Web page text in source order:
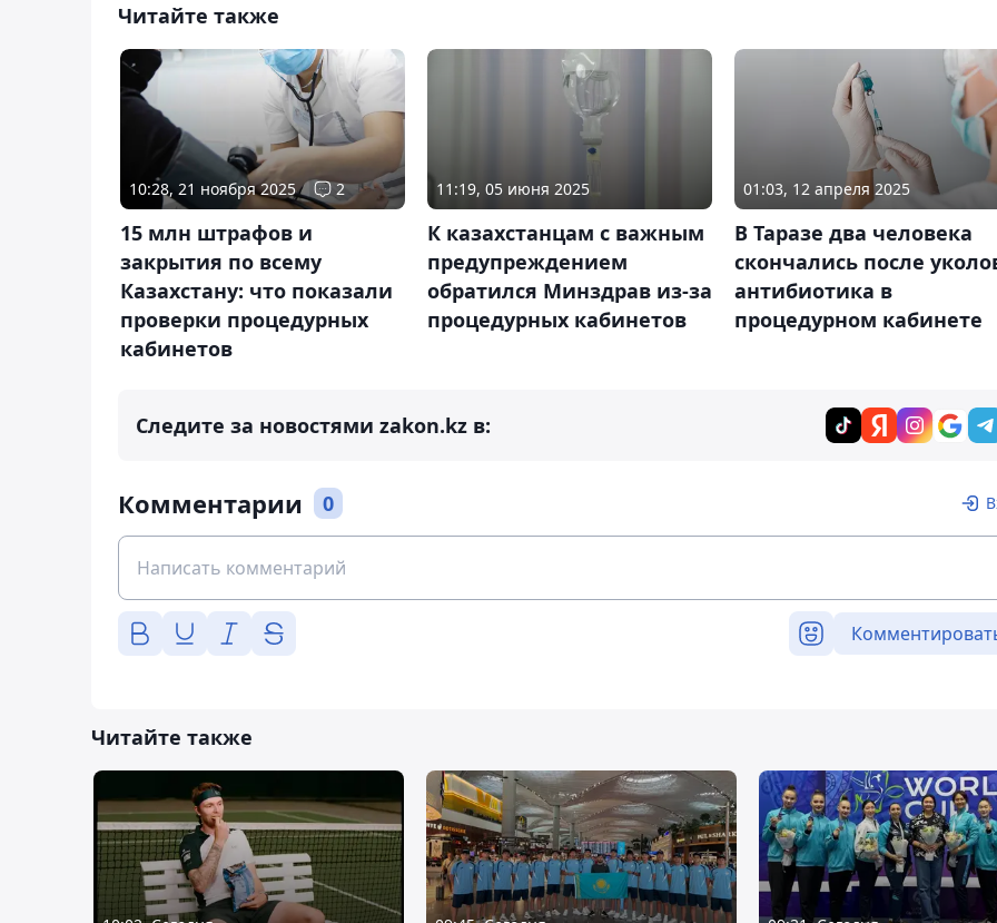
Читайте также
10:28, 21 ноября 2025 2
15 млн штрафов и
закрытия по всему
Казахстану: что показали
проверки процедурных
кабинетов
11:19, 05 июня 2025
К казахстанцам с важным
предупреждением
обратился Минздрав из-за
процедурных кабинетов
01:03, 12 апреля 2025
В Таразе два человека
скончались после
антибиотика в
процедурном кабинете
Следите за новостями zakon.kz в:
Комментарии 0
Читайте также